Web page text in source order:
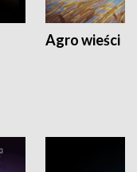
Agro wieści